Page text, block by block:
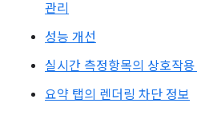
관리
성능 개선
실시간 측정항목의 상호작용
요약 탭의 렌더링 차단 정보